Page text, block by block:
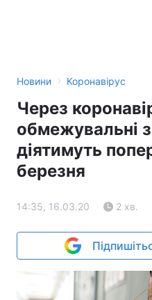
Новини › Коронавірус
Через
обмежувальні
діятимуть
березня
14:35, 16.03.20 2 хв.